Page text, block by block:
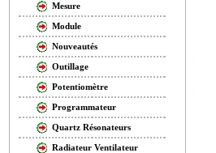
Mesure
Module
Nouveautés
Outillage
Potentiomètre
Programmateur
Quartz Résonateurs
Radiateur Ventilateur